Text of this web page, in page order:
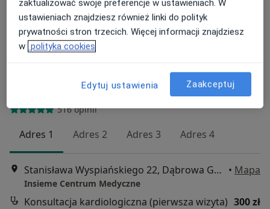
dr n. med. Błażej Trela
516 opinii
Adres 1 Adres 2 Adres 3 Adres 4
Stanisława Wyspiańskiego 22, Dąbrowa Górnicza • Mapa
Insieme Centrum Medyczne
Konsultacja kardiologiczna (pierwsza wizyta) 300 zł
zaktualizować swoje preferencje w ustawieniach. W
ustawieniach znajdziesz również linki do polityk
prywatności stron trzecich. Więcej informacji znajdziesz
w polityka cookies
Edytuj ustawienia Zaakceptuj